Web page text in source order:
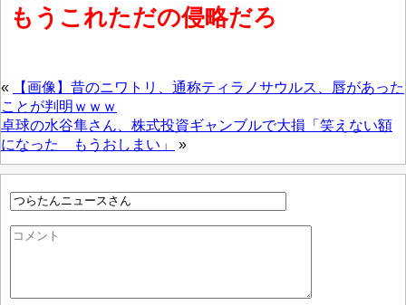
もうこれただの侵略だろ
«
【画像】昔のニワトリ、通称ティラノサウルス、唇があった
ことが判明ｗｗｗ
卓球の水谷隼さん、株式投資ギャンブルで大損「笑えない額
になった もうおしまい」
»